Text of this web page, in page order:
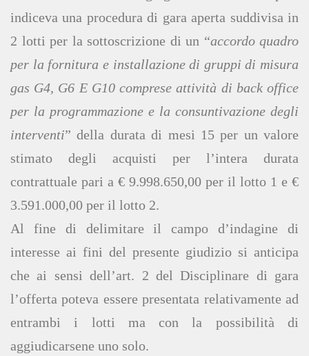
indiceva una procedura di gara aperta suddivisa in
2 lotti per la sottoscrizione di un “accordo quadro
per la fornitura e installazione di gruppi di misura
gas G4, G6 E G10 comprese attività di back office
per la programmazione e la consuntivazione degli
interventi” della durata di mesi 15 per un valore
stimato degli acquisti per l’intera durata
contrattuale pari a € 9.998.650,00 per il lotto 1 e €
3.591.000,00 per il lotto 2.
Al fine di delimitare il campo d’indagine di
interesse ai fini del presente giudizio si anticipa
che ai sensi dell’art. 2 del Disciplinare di gara
l’offerta poteva essere presentata relativamente ad
entrambi i lotti ma con la possibilità di
aggiudicarsene uno solo.